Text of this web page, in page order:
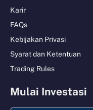
Karir
FAQs
Kebijakan Privasi
Syarat dan Ketentuan
Trading Rules
Mulai Investasi